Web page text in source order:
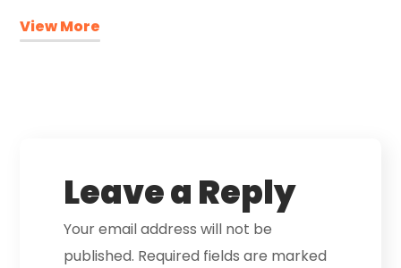
View More
Leave a Reply
Your email address will not be
published. Required fields are marked